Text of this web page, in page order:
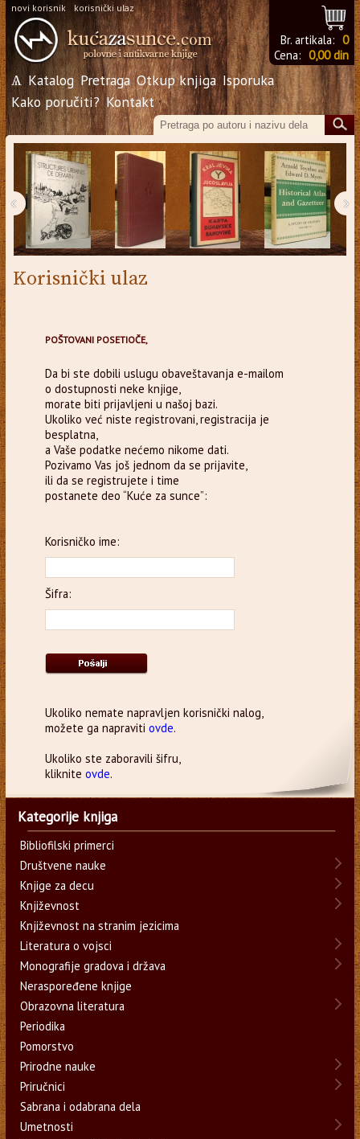
novi korisnik korisnički ulaz
Br. artikala: 0
Cena: 0,00 din
Ѧ Katalog Pretraga Otkup knjiga Isporuka
Kako poručiti? Kontakt
‹ ›
Korisnički ulaz
POŠTOVANI POSETIOČE,
Da bi ste dobili uslugu obaveštavanja e-mailom
o dostupnosti neke knjige,
morate biti prijavljeni u našoj bazi.
Ukoliko već niste registrovani, registracija je
besplatna,
a Vaše podatke nećemo nikome dati.
Pozivamo Vas još jednom da se prijavite,
ili da se registrujete i time
postanete deo “Kuće za sunce”:
Korisničko ime:
Šifra:
Ukoliko nemate napravljen korisnički nalog,
možete ga napraviti ovde.
Ukoliko ste zaboravili šifru,
kliknite ovde.
Kategorije knjiga
Bibliofilski primerci
Društvene nauke
Knjige za decu
Književnost
Književnost na stranim jezicima
Literatura o vojsci
Monografije gradova i država
Neraspoređene knjige
Obrazovna literatura
Periodika
Pomorstvo
Prirodne nauke
Priručnici
Sabrana i odabrana dela
Umetnosti